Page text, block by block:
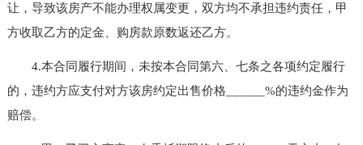
让，导致该房产不能办理权属变更，双方均不承担违约责任，甲
方收取乙方的定金、购房款原数返还乙方。
4.本合同履行期间，未按本合同第六、七条之各项约定履行
的，违约方应支付对方该房约定出售价格______%的违约金作为
赔偿。